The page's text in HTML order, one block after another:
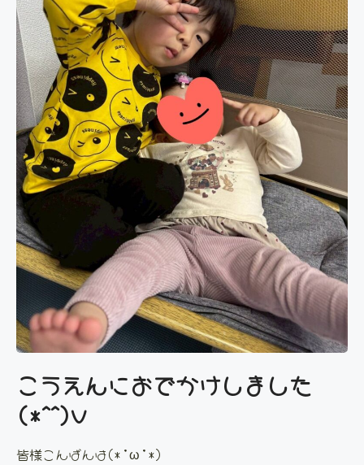
こうえんにおでかけしました
(*^^)v
皆様こんばんは(*’ω’*)